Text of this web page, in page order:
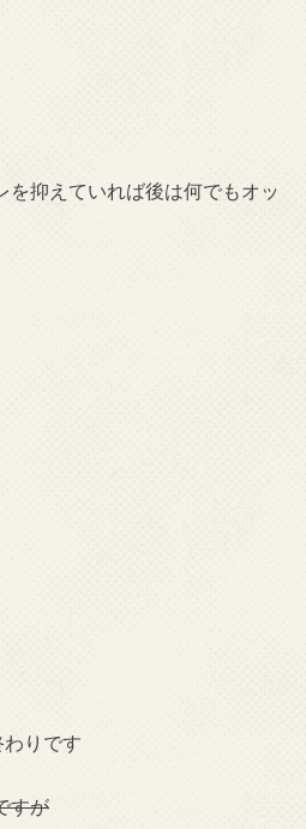
抑えていれば後は何でもオッ
りです
すが